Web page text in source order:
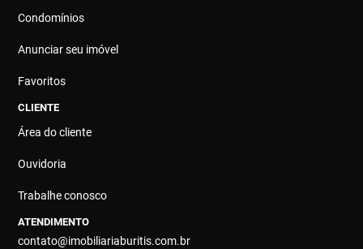
Condomínios
Anunciar seu imóvel
Favoritos
CLIENTE
Área do cliente
Ouvidoria
Trabalhe conosco
ATENDIMENTO
contato@imobiliariaburitis.com.br